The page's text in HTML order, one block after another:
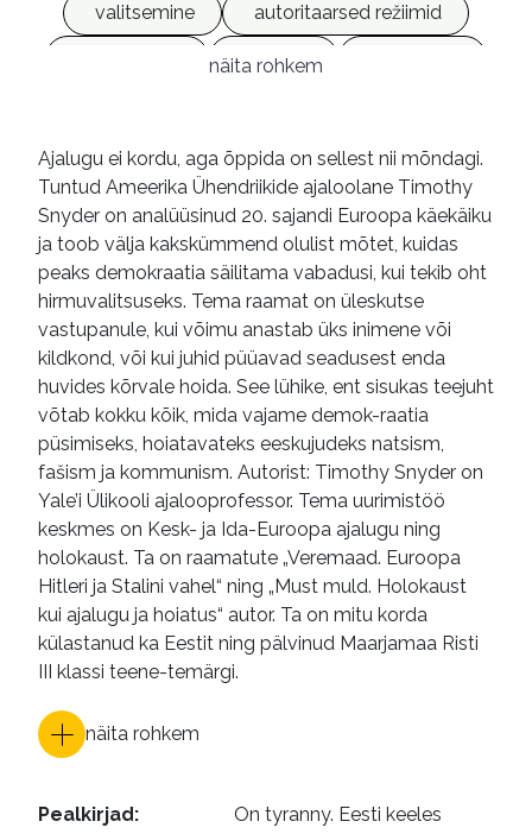
valitsemine
autoritaarsed režiimid
türannia
poliitiline eetika
poliitiline kultuur
demokraatia
20. sajand
e-raamatud
näita rohkem
Ajalugu ei kordu, aga õppida on sellest nii mõndagi.
Tuntud Ameerika Ühendriikide ajaloolane Timothy
Snyder on analüüsinud 20. sajandi Euroopa käekäiku
ja toob välja kakskümmend olulist mõtet, kuidas
peaks demokraatia säilitama vabadusi, kui tekib oht
hirmuvalitsuseks. Tema raamat on üleskutse
vastupanule, kui võimu anastab üks inimene või
kildkond, või kui juhid püüavad seadusest enda
huvides kõrvale hoida. See lühike, ent sisukas teejuht
võtab kokku kõik, mida vajame demok-raatia
püsimiseks, hoiatavateks eeskujudeks natsism,
fašism ja kommunism. Autorist: Timothy Snyder on
Yale’i Ülikooli ajalooprofessor. Tema uurimistöö
keskmes on Kesk- ja Ida-Euroopa ajalugu ning
holokaust. Ta on raamatute „Veremaad. Euroopa
Hitleri ja Stalini vahel“ ning „Must muld. Holokaust
kui ajalugu ja hoiatus“ autor. Ta on mitu korda
külastanud ka Eestit ning pälvinud Maarjamaa Risti
III klassi teene-temärgi.
näita rohkem
Pealkirjad:
On tyranny. Eesti keeles